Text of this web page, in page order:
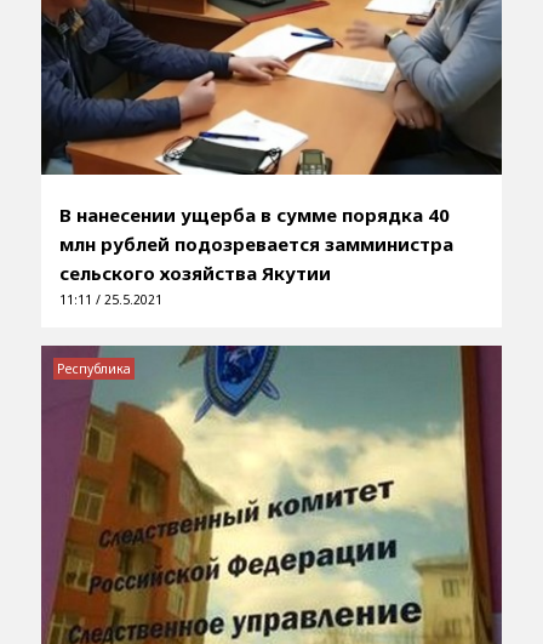
В нанесении ущерба в сумме порядка 40
млн рублей подозревается замминистра
сельского хозяйства Якутии
11:11 / 25.5.2021
Республика